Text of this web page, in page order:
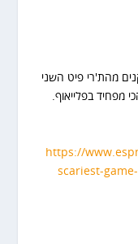
מהת'רי פיט השני
מפחיד בפלייאוף.
https://
scariest-